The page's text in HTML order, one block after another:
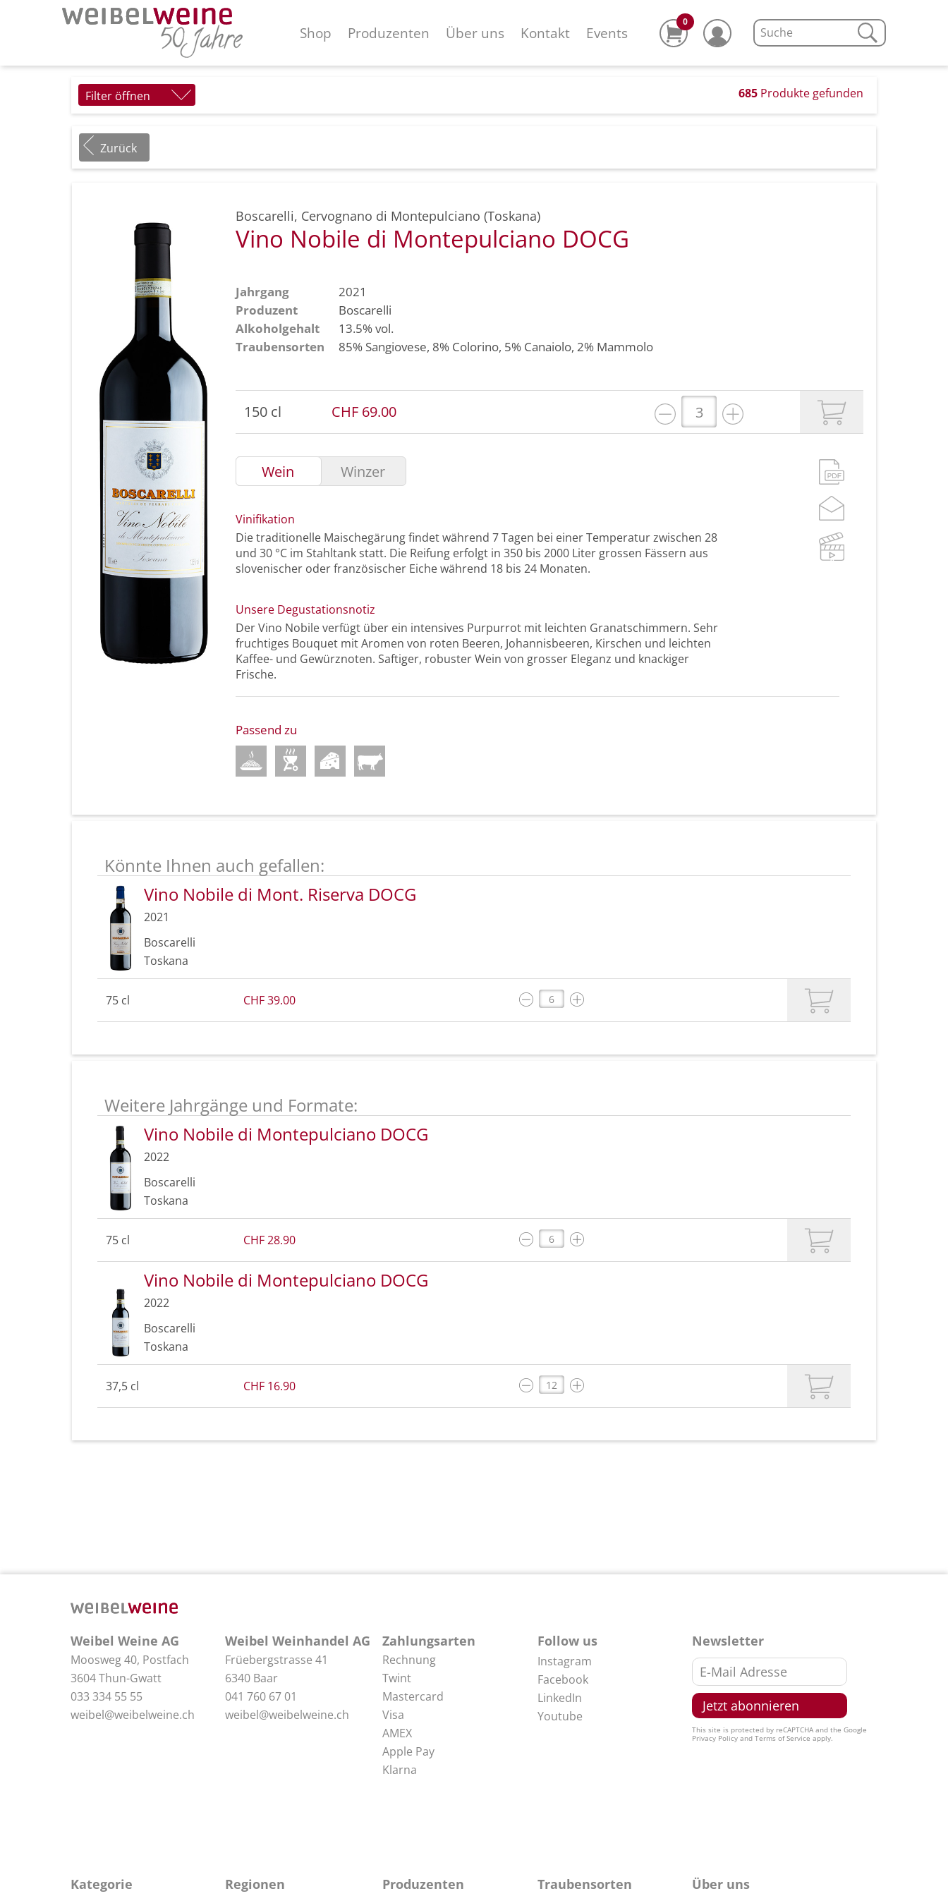
Shop Produzenten Über uns Kontakt Events
0
Filter öffnen 685 Produkte gefunden
Zurück
Boscarelli, Cervognano di Montepulciano (Toskana)
Vino Nobile di Montepulciano DOCG
Jahrgang
2021
Produzent
Boscarelli
Alkoholgehalt
13.5% vol.
Traubensorten
85% Sangiovese, 8% Colorino, 5% Canaiolo, 2% Mammolo
150 cl CHF 69.00
Wein Winzer
Vinifikation
Die traditionelle Maischegärung findet während 7 Tagen bei einer Temperatur zwischen 28
und 30 °C im Stahltank statt. Die Reifung erfolgt in 350 bis 2000 Liter grossen Fässern aus
slovenischer oder französischer Eiche während 18 bis 24 Monaten.
Unsere Degustationsnotiz
Der Vino Nobile verfügt über ein intensives Purpurrot mit leichten Granatschimmern. Sehr
fruchtiges Bouquet mit Aromen von roten Beeren, Johannisbeeren, Kirschen und leichten
Kaffee- und Gewürznoten. Saftiger, robuster Wein von grosser Eleganz und knackiger
Frische.
Passend zu
Könnte Ihnen auch gefallen:
Vino Nobile di Mont. Riserva DOCG
2021
Boscarelli
Toskana
75 cl CHF 39.00
Weitere Jahrgänge und Formate:
Vino Nobile di Montepulciano DOCG
2022
Boscarelli
Toskana
75 cl CHF 28.90
Vino Nobile di Montepulciano DOCG
2022
Boscarelli
Toskana
37,5 cl CHF 16.90
Weibel Weine AG
Moosweg 40, Postfach
3604 Thun-Gwatt
033 334 55 55
weibel@weibelweine.ch
Weibel Weinhandel AG
Früebergstrasse 41
6340 Baar
041 760 67 01
weibel@weibelweine.ch
Zahlungsarten
Rechnung
Twint
Mastercard
Visa
AMEX
Apple Pay
Klarna
Follow us
Instagram
Facebook
LinkedIn
Youtube
Newsletter
This site is protected by reCAPTCHA and the Google
Privacy Policyand Terms of Service apply.
Kategorie Regionen Produzenten Traubensorten Über uns